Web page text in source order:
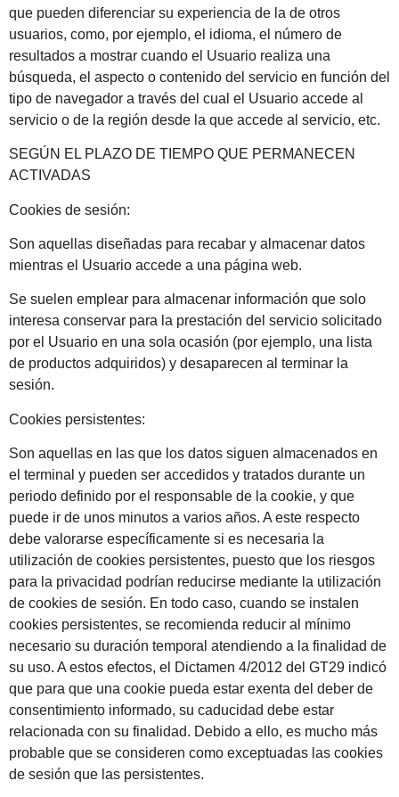
que pueden diferenciar su experiencia de la de otros
usuarios, como, por ejemplo, el idioma, el número de
resultados a mostrar cuando el Usuario realiza una
búsqueda, el aspecto o contenido del servicio en función del
tipo de navegador a través del cual el Usuario accede al
servicio o de la región desde la que accede al servicio, etc.
SEGÚN EL PLAZO DE TIEMPO QUE PERMANECEN
ACTIVADAS
Cookies de sesión:
Son aquellas diseñadas para recabar y almacenar datos
mientras el Usuario accede a una página web.
Se suelen emplear para almacenar información que solo
interesa conservar para la prestación del servicio solicitado
por el Usuario en una sola ocasión (por ejemplo, una lista
de productos adquiridos) y desaparecen al terminar la
sesión.
Cookies persistentes:
Son aquellas en las que los datos siguen almacenados en
el terminal y pueden ser accedidos y tratados durante un
periodo definido por el responsable de la cookie, y que
puede ir de unos minutos a varios años. A este respecto
debe valorarse específicamente si es necesaria la
utilización de cookies persistentes, puesto que los riesgos
para la privacidad podrían reducirse mediante la utilización
de cookies de sesión. En todo caso, cuando se instalen
cookies persistentes, se recomienda reducir al mínimo
necesario su duración temporal atendiendo a la finalidad de
su uso. A estos efectos, el Dictamen 4/2012 del GT29 indicó
que para que una cookie pueda estar exenta del deber de
consentimiento informado, su caducidad debe estar
relacionada con su finalidad. Debido a ello, es mucho más
probable que se consideren como exceptuadas las cookies
de sesión que las persistentes.